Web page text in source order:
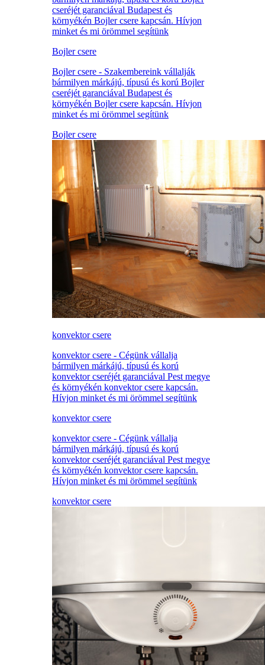
cseréjét garanciával Budapest és
környékén Bojler csere kapcsán. Hívjon
minket és mi örömmel segítünk
Bojler csere
Bojler csere - Szakembereink vállalják
bármilyen márkájú, típusú és korú Bojler
cseréjét garanciával Budapest és
környékén Bojler csere kapcsán. Hívjon
minket és mi örömmel segítünk
Bojler csere
konvektor csere
konvektor csere - Cégünk vállalja
bármilyen márkájú, típusú és korú
konvektor cseréjét garanciával Pest megye
és környékén konvektor csere kapcsán.
Hívjon minket és mi örömmel segítünk
konvektor csere
konvektor csere - Cégünk vállalja
bármilyen márkájú, típusú és korú
konvektor cseréjét garanciával Pest megye
és környékén konvektor csere kapcsán.
Hívjon minket és mi örömmel segítünk
konvektor csere